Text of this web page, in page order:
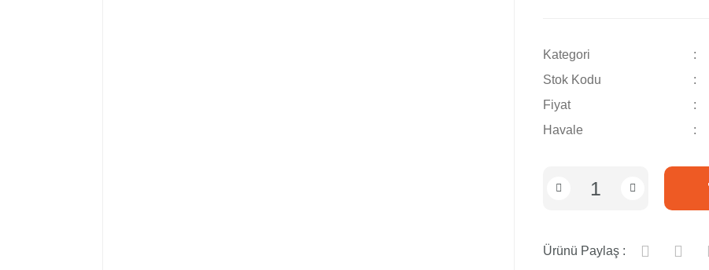
Kategori
Stok Kodu
Fiyat
Havale
Ürünü Paylaş :